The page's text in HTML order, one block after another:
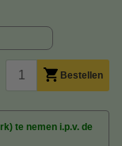
Bestellen
te nemen i.p.v. de